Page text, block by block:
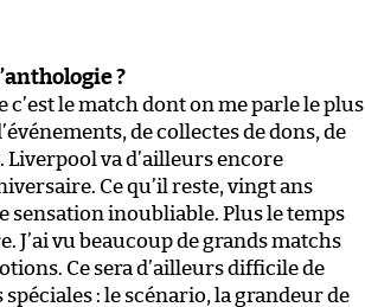
?
c’est le match dont on me parle le plus
de collectes de dons, de
va d’ailleurs encore
Ce qu’il reste, vingt ans
sensation inoubliable. Plus le temps
J’ai vu beaucoup de grands matchs
Ce sera d’ailleurs difficile de
: le scénario, la grandeur de